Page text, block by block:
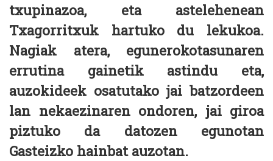
txupinazoa, eta astelehenean
Txagorritxuk hartuko du lekukoa.
Nagiak atera, egunerokotasunaren
errutina gainetik astindu eta,
auzokideek osatutako jai batzordeen
lan nekaezinaren ondoren, jai giroa
piztuko da datozen egunotan
Gasteizko hainbat auzotan.